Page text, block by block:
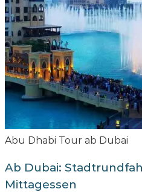
Abu Dhabi Tour ab Dubai
Ab Dubai:
Mittagessen